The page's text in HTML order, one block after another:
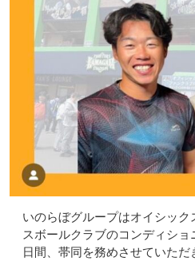
いのらぼグループはオイシッ
スボールクラブのコンディシ
日間、帯同を務めさせていただ